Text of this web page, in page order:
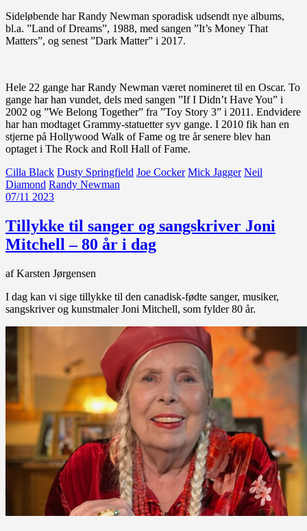
Sideløbende har Randy Newman sporadisk udsendt nye albums,
bl.a. ”Land of Dreams”, 1988, med sangen ”It’s Money That
Matters”, og senest ”Dark Matter” i 2017.
Hele 22 gange har Randy Newman været nomineret til en Oscar. To
gange har han vundet, dels med sangen ”If I Didn’t Have You” i
2002 og ”We Belong Together” fra ”Toy Story 3” i 2011. Endvidere
har han modtaget Grammy-statuetter syv gange. I 2010 fik han en
stjerne på Hollywood Walk of Fame og tre år senere blev han
optaget i The Rock and Roll Hall of Fame.
Cilla Black Dusty Springfield Joe Cocker Mick Jagger Neil
Diamond Randy Newman
07/11 2023
Tillykke til sanger og sangskriver Joni
Mitchell – 80 år i dag
af Karsten Jørgensen
I dag kan vi sige tillykke til den canadisk-fødte sanger, musiker,
sangskriver og kunstmaler Joni Mitchell, som fylder 80 år.